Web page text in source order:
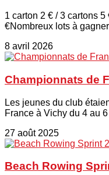
1 carton 2 € / 3 cartons
€Nombreux lots à
8 avril 2026
Championnats de
Les jeunes du club
France à Vichy du 4 au
27 août 2025
Beach Rowing